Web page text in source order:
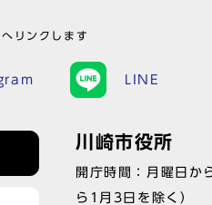
リンクします
LINE
川崎市役所
開庁時間：月曜日
ら1月3日を除く）